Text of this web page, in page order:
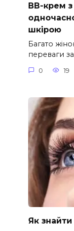
ВВ-крем з
шкірою
Багато
переваги
0 19
Як знайти